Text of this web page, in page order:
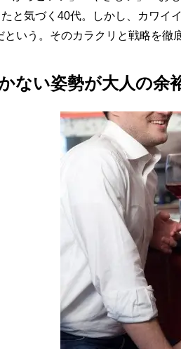
と気づく40代。しかし、カワイ
という。そのカラクリと戦略を徹
ない姿勢が大人の余